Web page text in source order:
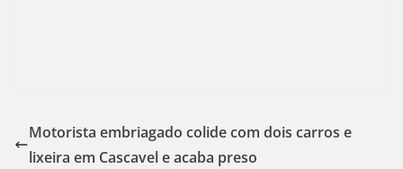
Motorista embriagado colide com dois carros e
lixeira em Cascavel e acaba preso